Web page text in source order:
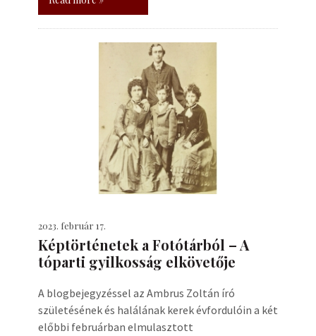
2023. február 17.
Képtörténetek a Fotótárból – A
tóparti gyilkosság elkövetője
A blogbejegyzéssel az Ambrus Zoltán író
születésének és halálának kerek évfordulóin a két
előbbi februárban elmulasztott